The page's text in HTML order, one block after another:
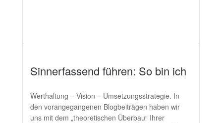
Sinnerfassend führen: So bin ich
Werthaltung – Vision – Umsetzungsstrategie. In
den vorangegangenen Blogbeiträgen haben wir
uns mit dem „theoretischen Überbau“ Ihrer